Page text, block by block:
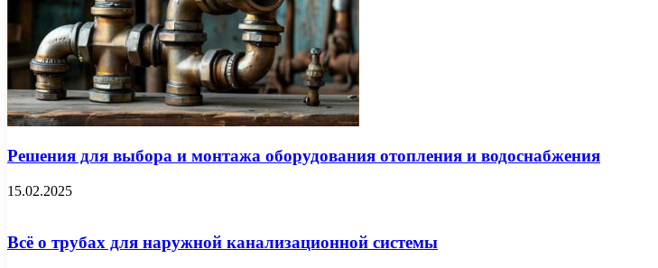
Решения для выбора и монтажа оборудования отопления и водоснабжения
15.02.2025
Всё о трубах для наружной канализационной системы